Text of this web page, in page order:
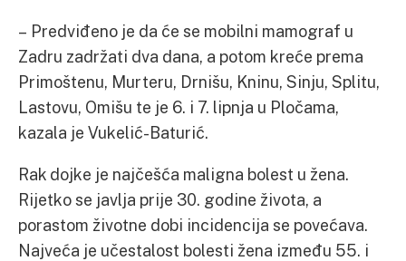
– Predviđeno je da će se mobilni mamograf u
Zadru zadržati dva dana, a potom kreće prema
Primoštenu, Murteru, Drnišu, Kninu, Sinju, Splitu,
Lastovu, Omišu te je 6. i 7. lipnja u Pločama,
kazala je Vukelić-Baturić.
Rak dojke je najčešća maligna bolest u žena.
Rijetko se javlja prije 30. godine života, a
porastom životne dobi incidencija se povećava.
Najveća je učestalost bolesti žena između 55. i